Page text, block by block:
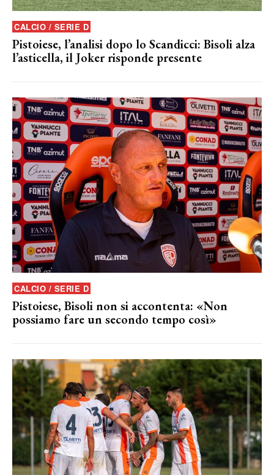
CALCIO / SERIE D
Pistoiese, l’analisi dopo lo Scandicci: Bisoli alza
l’asticella, il Joker risponde presente
CALCIO / SERIE D
Pistoiese, Bisoli non si accontenta: «Non
possiamo fare un secondo tempo così»